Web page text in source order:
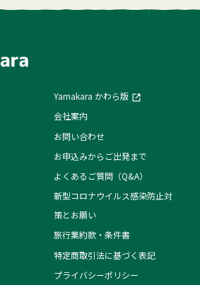
Yamakara かわら版
会社案内
お問い合わせ
お申込みからご出発まで
よくあるご質問（Q&A）
新型コロナウイルス感染防止対
策とお願い
旅行業約款・条件書
特定商取引法に基づく表記
プライバシーポリシー